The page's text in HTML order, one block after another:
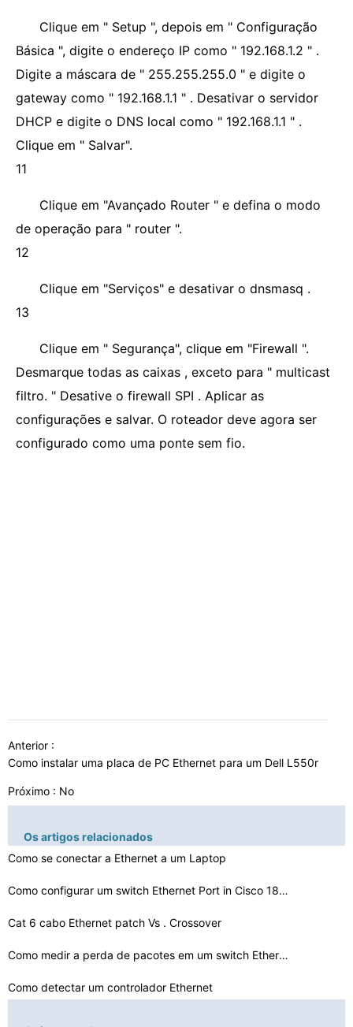
Clique em " Setup ", depois em " Configuração
Básica ", digite o endereço IP como " 192.168.1.2 " .
Digite a máscara de " 255.255.255.0 " e digite o
gateway como " 192.168.1.1 " . Desativar o servidor
DHCP e digite o DNS local como " 192.168.1.1 " .
Clique em " Salvar".
11
Clique em "Avançado Router " e defina o modo
de operação para " router ".
12
Clique em "Serviços" e desativar o dnsmasq .
13
Clique em " Segurança", clique em "Firewall ".
Desmarque todas as caixas , exceto para " multicast
filtro. " Desative o firewall SPI . Aplicar as
configurações e salvar. O roteador deve agora ser
configurado como uma ponte sem fio.
Anterior :
Como instalar uma placa de PC Ethernet para um Dell L550r
Próximo : No
Os artigos relacionados
Como se conectar a Ethernet a um Laptop
Como configurar um switch Ethernet Port in Cisco 1841
Cat 6 cabo Ethernet patch Vs . Crossover
Como medir a perda de pacotes em um switch Ethernet
Como detectar um controlador Ethernet